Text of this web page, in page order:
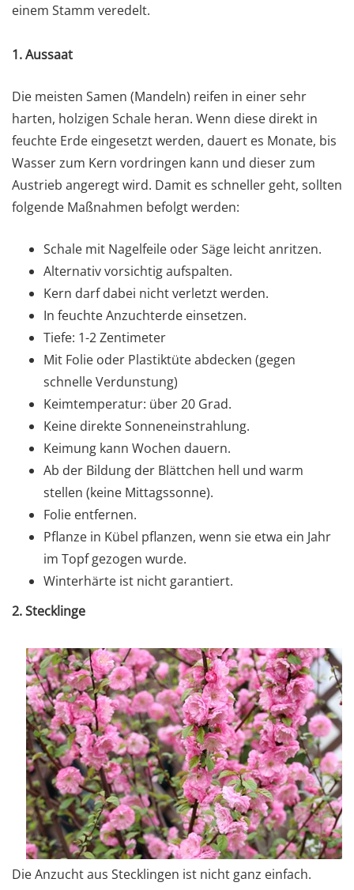
einem Stamm veredelt.
1. Aussaat
Die meisten Samen (Mandeln) reifen in einer sehr
harten, holzigen Schale heran. Wenn diese direkt in
feuchte Erde eingesetzt werden, dauert es Monate, bis
Wasser zum Kern vordringen kann und dieser zum
Austrieb angeregt wird. Damit es schneller geht, sollten
folgende Maßnahmen befolgt werden:
Schale mit Nagelfeile oder Säge leicht anritzen.
Alternativ vorsichtig aufspalten.
Kern darf dabei nicht verletzt werden.
In feuchte Anzuchterde einsetzen.
Tiefe: 1-2 Zentimeter
Mit Folie oder Plastiktüte abdecken (gegen
schnelle Verdunstung)
Keimtemperatur: über 20 Grad.
Keine direkte Sonneneinstrahlung.
Keimung kann Wochen dauern.
Ab der Bildung der Blättchen hell und warm
stellen (keine Mittagssonne).
Folie entfernen.
Pflanze in Kübel pflanzen, wenn sie etwa ein Jahr
im Topf gezogen wurde.
Winterhärte ist nicht garantiert.
2. Stecklinge
Die Anzucht aus Stecklingen ist nicht ganz einfach.